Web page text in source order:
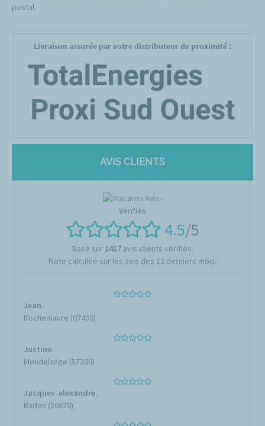
postal.
Livraison assurée par votre distributeur de proximité :
AVIS CLIENTS
4.5/5
Basé sur 1417avis clients vérifiés.
Note calculée sur les avis des 12 derniers mois.
Jean.
Rochemaure (07400)
Justine.
Mondelange (57300)
Jacques-alexandre.
Baden (56870)